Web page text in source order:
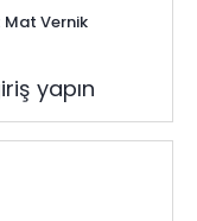
Mat Vernik
yapın